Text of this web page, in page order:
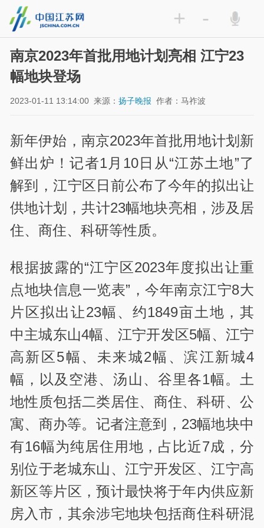
+ -
南京2023年首批用地计划亮相 江宁23
幅地块登场
2023-01-11 13:14:00 来源：扬子晚报 作者：马祚波
新年伊始，南京2023年首批用地计划新
鲜出炉！记者1月10日从“江苏土地”了
解到，江宁区日前公布了今年的拟出让
供地计划，共计23幅地块亮相，涉及居
住、商住、科研等性质。
根据披露的“江宁区2023年度拟出让重
点地块信息一览表”，今年南京江宁8大
片区拟出让23幅、约1849亩土地，其
中主城东山4幅、江宁开发区5幅、江宁
高新区5幅、未来城2幅、滨江新城4
幅，以及空港、汤山、谷里各1幅。土
地性质包括二类居住、商住、科研、公
寓、商办等。记者注意到，23幅地块中
有16幅为纯居住用地，占比近7成，分
别位于老城东山、江宁开发区、江宁高
新区等片区，预计最快将于年内供应新
房入市，其余涉宅地块包括商住科研混